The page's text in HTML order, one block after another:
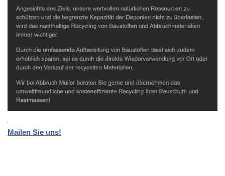
Mailen Sie uns!